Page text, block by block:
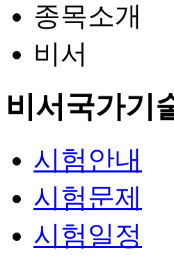
종목소개
비서
비서 국가기
시험안내
시험문제
시험일정